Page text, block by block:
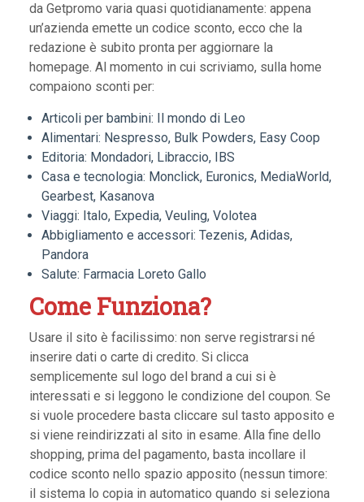
da Getpromo varia quasi quotidianamente: appena
un’azienda emette un codice sconto, ecco che la
redazione è subito pronta per aggiornare la
homepage. Al momento in cui scriviamo, sulla home
compaiono sconti per:
Articoli per bambini: Il mondo di Leo
Alimentari: Nespresso, Bulk Powders, Easy Coop
Editoria: Mondadori, Libraccio, IBS
Casa e tecnologia: Monclick, Euronics, MediaWorld,
Gearbest, Kasanova
Viaggi: Italo, Expedia, Veuling, Volotea
Abbigliamento e accessori: Tezenis, Adidas,
Pandora
Salute: Farmacia Loreto Gallo
Come Funziona?
Usare il sito è facilissimo: non serve registrarsi né
inserire dati o carte di credito. Si clicca
semplicemente sul logo del brand a cui si è
interessati e si leggono le condizione del coupon. Se
si vuole procedere basta cliccare sul tasto apposito e
si viene reindirizzati al sito in esame. Alla fine dello
shopping, prima del pagamento, basta incollare il
codice sconto nello spazio apposito (nessun timore:
il sistema lo copia in automatico quando si seleziona